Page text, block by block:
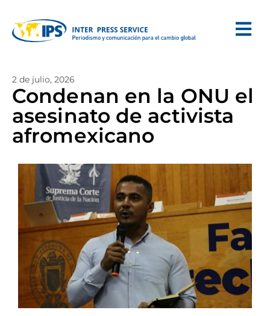
2 de julio, 2026
Condenan en la ONU el
asesinato de activista
afromexicano